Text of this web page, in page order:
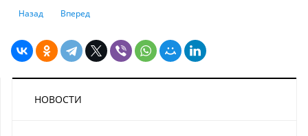
Предыдущий: Национальный Банк опубликовал доклад о развитии
Назад Следующий: JPMorgan прогнозирует рецессию в еврозоне
Вперед
НОВОСТИ